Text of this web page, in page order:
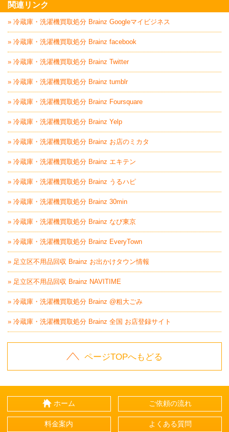
関連リンク
» 冷蔵庫・洗濯機買取処分 Brainz Googleマイビジネス
» 冷蔵庫・洗濯機買取処分 Brainz facebook
» 冷蔵庫・洗濯機買取処分 Brainz Twitter
» 冷蔵庫・洗濯機買取処分 Brainz tumblr
» 冷蔵庫・洗濯機買取処分 Brainz Foursquare
» 冷蔵庫・洗濯機買取処分 Brainz Yelp
» 冷蔵庫・洗濯機買取処分 Brainz お店のミカタ
» 冷蔵庫・洗濯機買取処分 Brainz エキテン
» 冷蔵庫・洗濯機買取処分 Brainz うるハピ
» 冷蔵庫・洗濯機買取処分 Brainz 30min
» 冷蔵庫・洗濯機買取処分 Brainz なび東京
» 冷蔵庫・洗濯機買取処分 Brainz EveryTown
» 足立区不用品回収 Brainz お出かけタウン情報
» 足立区不用品回収 Brainz NAVITIME
» 冷蔵庫・洗濯機買取処分 Brainz @粗大ごみ
» 冷蔵庫・洗濯機買取処分 Brainz 全国 お店登録サイト
ページTOPへもどる
ホーム ご依頼の流れ
料金案内 よくある質問